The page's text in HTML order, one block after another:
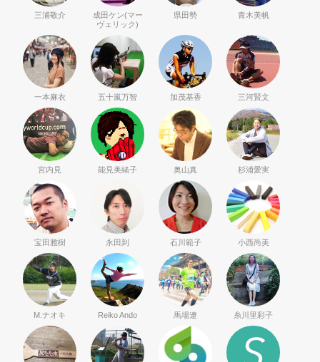
三浦敬介
成田ケン(マー
ヴェリック)
県田勢 青木美帆
一本麻衣 五十嵐万智 加茂基香 三河賢文
宮内見 能見美緒子 奥山真 杉浦愛実
宝田雅樹 永田到 石川範子 小西尚美
M.ナオキ Reiko Ando 馬場遼 糸川里彩子